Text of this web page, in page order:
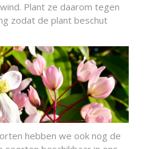
Plant ze daarom tegen
zodat de plant beschut
hebben we ook nog de